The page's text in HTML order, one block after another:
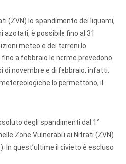
(ZVN) lo spandimento dei liquami,
azotati, è possibile fino al 31
meteo e dei terreni lo
a febbraio le norme prevedono
di novembre e di febbraio, infatti,
lo permettono, il
degli spandimenti dal 1 °
Zone Vulnerabili ai Nitrati (ZVN)
In quest’ultime il divieto è escluso